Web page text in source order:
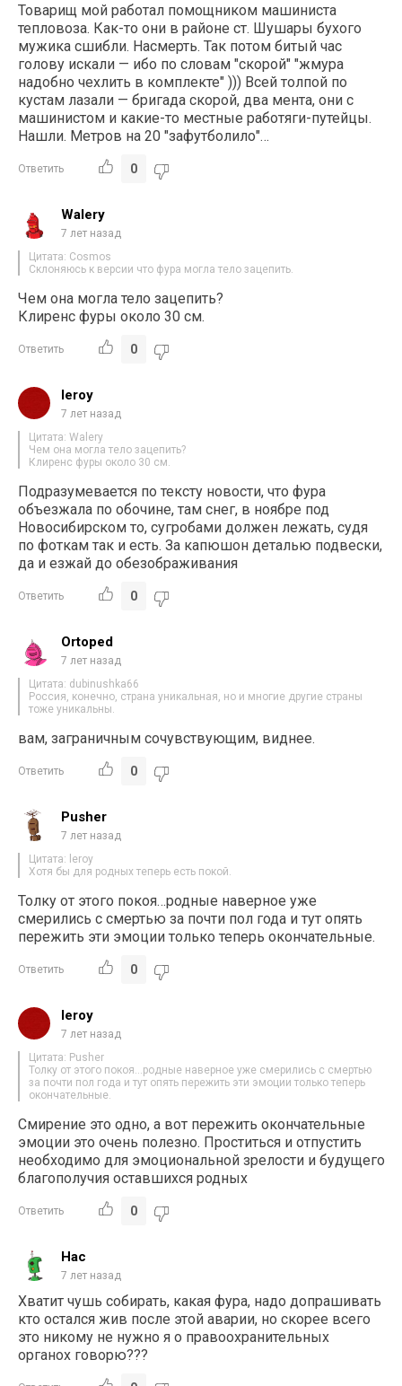
Товарищ мой работал помощником машиниста
тепловоза. Как-то они в районе ст. Шушары бухого
мужика сшибли. Насмерть. Так потом битый час
голову искали — ибо по словам "скорой" "жмура
надобно чехлить в комплекте" ))) Всей толпой по
кустам лазали — бригада скорой, два мента, они с
машинистом и какие-то местные работяги-путейцы.
Нашли. Метров на 20 "зафутболило"…
Ответить 0
Walery
7 лет назад
Цитата: Cosmos
Склоняюсь к версии что фура могла тело зацепить.
Чем она могла тело зацепить?
Клиренс фуры около 30 см.
Ответить 0
leroy
7 лет назад
Цитата: Walery
Чем она могла тело зацепить?
Клиренс фуры около 30 см.
Подразумевается по тексту новости, что фура
объезжала по обочине, там снег, в ноябре под
Новосибирском то, сугробами должен лежать, судя
по фоткам так и есть. За капюшон деталью подвески,
да и езжай до обезображивания
Ответить 0
Ortoped
7 лет назад
Цитата: dubinushka66
Россия, конечно, страна уникальная, но и многие другие страны
тоже уникальны.
вам, заграничным сочувствующим, виднее.
Ответить 0
Pusher
7 лет назад
Цитата: leroy
Хотя бы для родных теперь есть покой.
Толку от этого покоя…родные наверное уже
смерились с смертью за почти пол года и тут опять
пережить эти эмоции только теперь окончательные.
Ответить 0
leroy
7 лет назад
Цитата: Pusher
Толку от этого покоя…родные наверное уже смерились с смертью
за почти пол года и тут опять пережить эти эмоции только теперь
окончательные.
Смирение это одно, а вот пережить окончательные
эмоции это очень полезно. Проститься и отпустить
необходимо для эмоциональной зрелости и будущего
благополучия оставшихся родных
Ответить 0
Нас
7 лет назад
Хватит чушь собирать, какая фура, надо допрашивать
кто остался жив после этой аварии, но скорее всего
это никому не нужно я о правоохранительных
органох говорю???